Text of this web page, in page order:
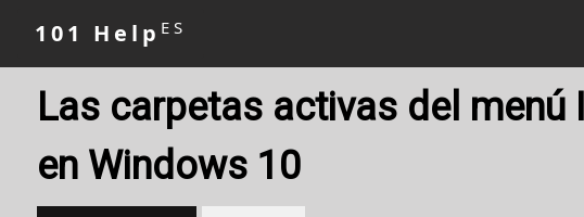
101 Help ES
Las carpetas activas del
en Windows 10